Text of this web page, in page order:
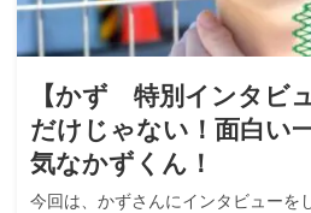
【かず 特別インタビ
だけじゃない！面白い
気なかずくん！
今回は、かずさんにインタビューを